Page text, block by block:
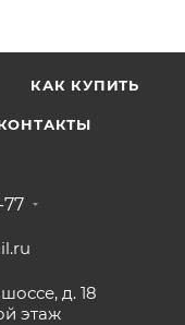
КАК КУПИТЬ
77
д. 18
этаж